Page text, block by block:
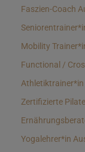
Faszien-Coach
Mobility
Functional /
Zertifizierte
Yogalehrer*in